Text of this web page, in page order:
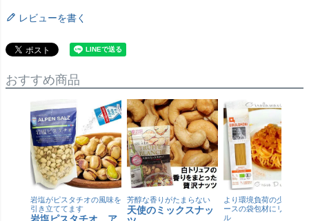
レビューを書く
おすすめ商品
岩塩がピスタチオの風味を
引き立ててます
芳醇な香りがたまらない
天使のミックスナッ
より環境負荷の少ない紙
ースの袋包材にリニュー
ル